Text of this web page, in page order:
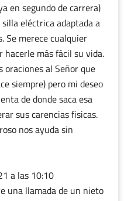
en segundo de carrera)
eléctrica adaptada a
Se merece cualquier
hacerle más fácil su vida.
oraciones al Señor que
siempre) pero mi deseo
de donde saca esa
sus carencias fisicas.
nos ayuda sin
a las 10:10
una llamada de un nieto